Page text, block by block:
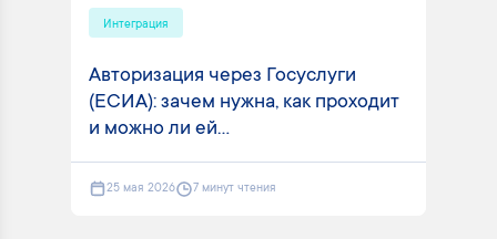
Интеграция
Авторизация через Госуслуги
(ЕСИА): зачем нужна, как проходит
и можно ли ей...
25 мая 2026 7 минут чтения